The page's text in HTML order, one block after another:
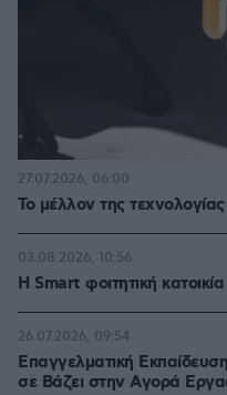
Το μέλλον της τεχνολογίας
27.07.2026, 06:00
Η Smart φοιτητική
03.08.2026, 10:56
Επαγγελματική
σε Bάζει στην Aγορά
26.07.2026, 09:54